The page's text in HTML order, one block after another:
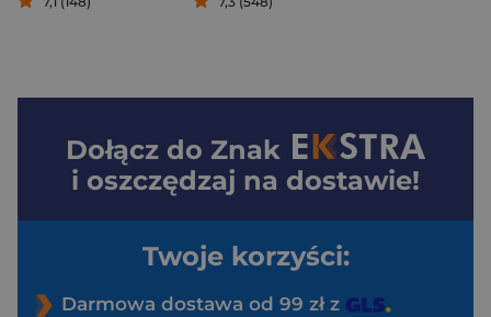
Dołącz do Znak
i oszczędzaj na dostawie!
Twoje korzyści:
Darmowa dostawa od 99 zł z